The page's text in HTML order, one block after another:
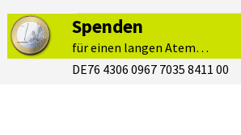
Spenden
für einen langen Atem…
DE76 4306 0967 7035 8411 00